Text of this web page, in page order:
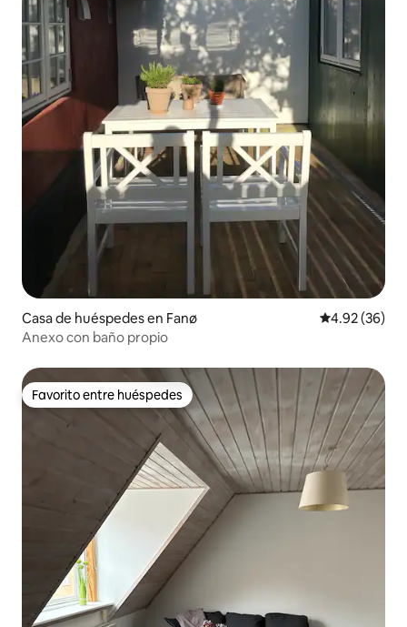
Casa de huéspedes en Fanø Calificación
4.92 (36)
Anexo con baño propio
Favorito entre huéspedes
Favorito entre huéspedes